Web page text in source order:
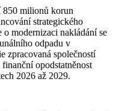
850 milionů korun
strategického
modernizaci nakládání se
odpadu v
zpracovaná společností
opodstatněnost
2026 až 2029.